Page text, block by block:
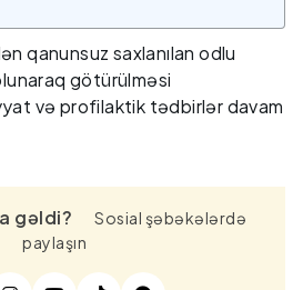
qanunsuz saxlanılan odlu
götürülməsi
və profilaktik tədbirlər davam
gəldi?
Sosial şəbəkələrdə
paylaşın